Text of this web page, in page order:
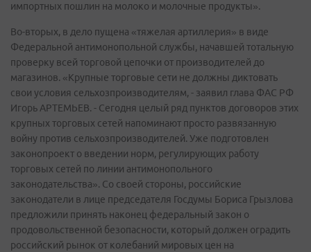
импортных пошлин на молоко и молочные продукты».
Во-вторых, в дело пущена «тяжелая артиллерия» в виде
Федеральной антимонопольной службы, начавшей тотальную
проверку всей торговой цепочки от производителей до
магазинов. «Крупные торговые сети не должны диктовать
свои условия сельхозпроизводителям, - заявил глава ФАС РФ
Игорь АРТЕМЬЕВ. - Сегодня целый ряд пунктов договоров этих
крупных торговых сетей напоминают просто развязанную
войну против сельхозпроизводителей. Уже подготовлен
законопроект о введении норм, регулирующих работу
торговых сетей по линии антимонопольного
законодательства». Со своей стороны, российские
законодатели в лице председателя Госдумы Бориса Грызлова
предложили принять наконец федеральный закон о
продовольственной безопасности, который должен оградить
российский рынок от колебаний мировых цен на